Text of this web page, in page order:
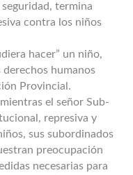
termina
contra los niños
hacer” un niño,
humanos
Provincial.
el señor Sub-
represiva y
sus subordinados
preocupación
necesarias para